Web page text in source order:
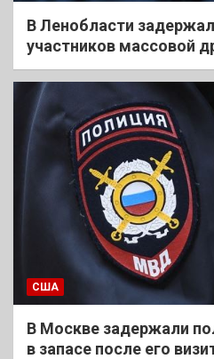
В Ленобласти
участников массовой
США
В Москве задержали
в запасе после его